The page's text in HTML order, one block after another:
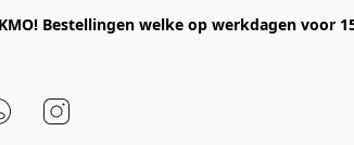
Bestellingen welke op werkdagen voor